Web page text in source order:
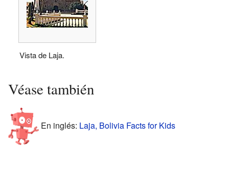
Vista de Laja.
Véase también
En inglés: Laja, Bolivia Facts for Kids